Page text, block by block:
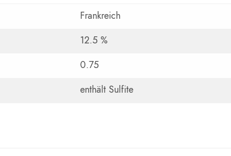
Frankreich
12.5 %
0.75
enthält Sulfite